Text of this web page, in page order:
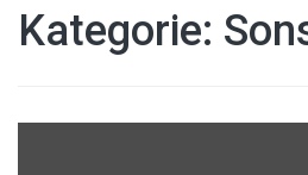
Kategorie: